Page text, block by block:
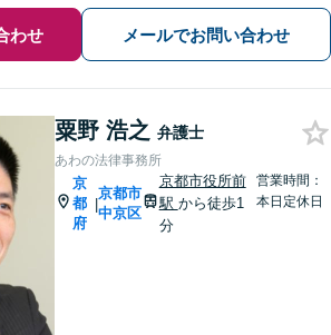
わせ メールでお問い合わせ
粟野 浩之 弁護士
あわの法律事務所
京
都
府
|
京都市
中京区
京都市役所前
駅 から徒歩1
分
営業時間：
本日定休日